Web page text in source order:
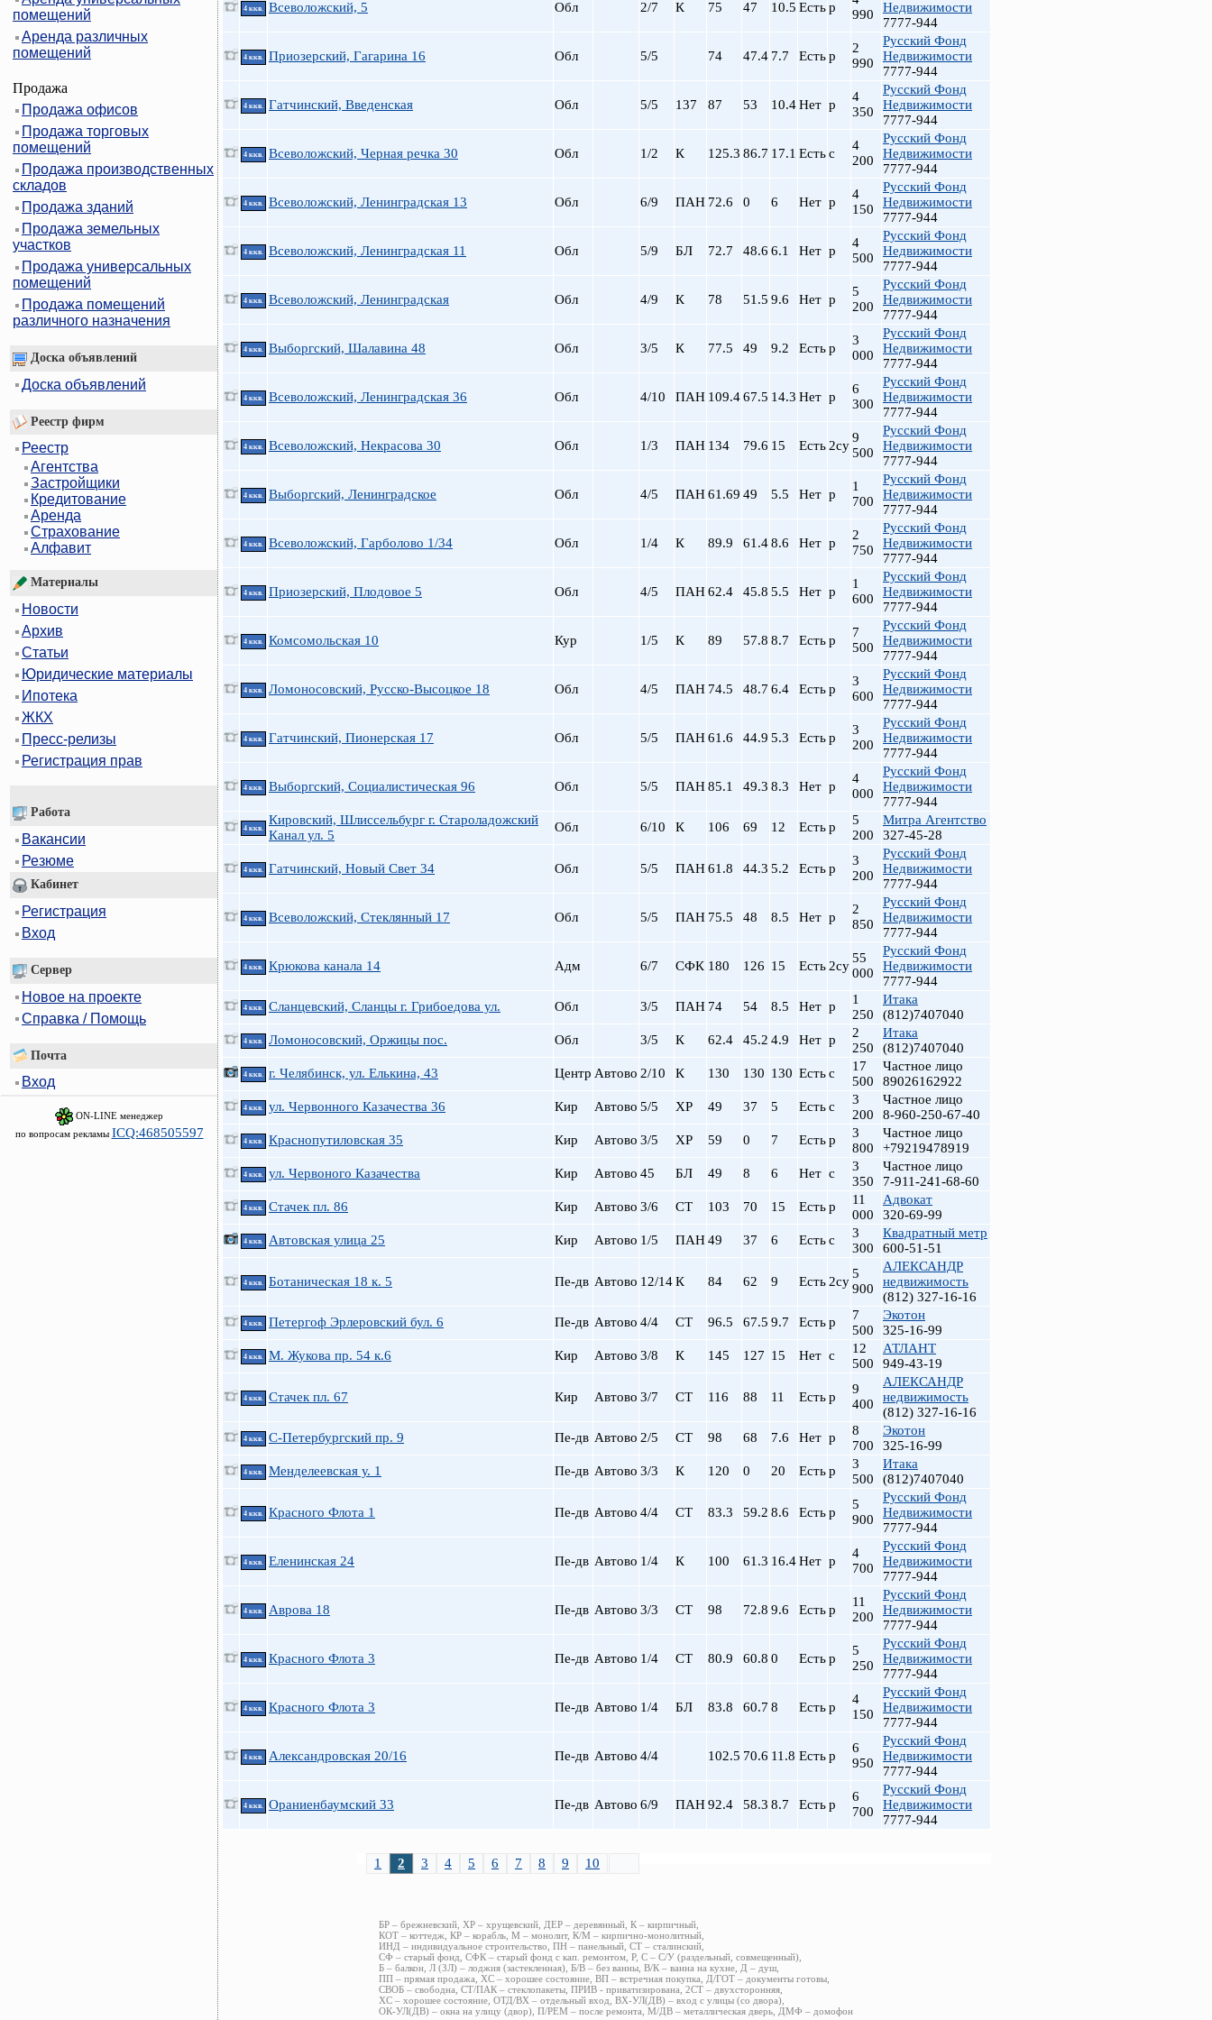
помещений
Аренда различных
помещений
Продажа
Продажа офисов
Продажа торговых
помещений
Продажа производственных
складов
Продажа зданий
Продажа земельных
участков
Продажа универсальных
помещений
Продажа помещений
различного назначения
Доска объявлений
Доска объявлений
Реестр фирм
Реестр
Агентства
Застройщики
Кредитование
Аренда
Страхование
Алфавит
Материалы
Новости
Архив
Статьи
Юридические материалы
Ипотека
ЖКХ
Пресс-релизы
Регистрация прав
Работа
Вакансии
Резюме
Кабинет
Регистрация
Вход
Сервер
Новое на проекте
Справка / Помощь
Почта
Вход
ON-LINE менеджер
по вопросам рекламы ICQ:468505597
Сталинский
Маяковская
Новочеркасская
Обухово
Парнас
Пионерская
пл. Восстания
Политехническая
пр. Ветеранов
Приморская
Рыбацкое
Сенная пл.
ул. Дыбенко
Черная речка
4 ккв. Всеволожский, 5 Обл 2/7 К 75 47 10.5 Естьр
990
Недвижимости
7777-944
4 ккв. Приозерский, Гагарина 16 Обл 5/5 74 47.4 7.7 Естьр
2
990
Русский Фонд
Недвижимости
7777-944
4 ккв. Гатчинский, Введенская Обл 5/5 137 87 53 10.4Нет р
4
350
Русский Фонд
Недвижимости
7777-944
4 ккв. Всеволожский, Черная речка 30 Обл 1/2 К 125.3 86.7 17.1 Естьс
4
200
Русский Фонд
Недвижимости
7777-944
4 ккв. Всеволожский, Ленинградская 13 Обл 6/9 ПАН 72.6 0 6 Нет р
4
150
Русский Фонд
Недвижимости
7777-944
4 ккв. Всеволожский, Ленинградская 11 Обл 5/9 БЛ 72.7 48.6 6.1 Нет р
4
500
Русский Фонд
Недвижимости
7777-944
4 ккв. Всеволожский, Ленинградская Обл 4/9 К 78 51.5 9.6 Нет р
5
200
Русский Фонд
Недвижимости
7777-944
4 ккв. Выборгский, Шалавина 48 Обл 3/5 К 77.5 49 9.2 Естьр
3
000
Русский Фонд
Недвижимости
7777-944
4 ккв. Всеволожский, Ленинградская 36 Обл 4/10 ПАН 109.467.5 14.3 Нет р
6
300
Русский Фонд
Недвижимости
7777-944
4 ккв. Всеволожский, Некрасова 30 Обл 1/3 ПАН 134 79.6 15 Есть 2су
9
500
Русский Фонд
Недвижимости
7777-944
4 ккв. Выборгский, Ленинградское Обл 4/5 ПАН61.69 49 5.5 Нет р
1
700
Русский Фонд
Недвижимости
7777-944
4 ккв. Всеволожский, Гарболово 1/34 Обл 1/4 К 89.9 61.48.6 Нет р
2
750
Русский Фонд
Недвижимости
7777-944
4 ккв. Приозерский, Плодовое 5 Обл 4/5 ПАН62.4 45.8 5.5 Нет р
1
600
Русский Фонд
Недвижимости
7777-944
4 ккв. Комсомольская 10 Кур 1/5 К 89 57.8 8.7 Естьр
7
500
Русский Фонд
Недвижимости
7777-944
4 ккв. Ломоносовский, Русско-Высоцкое 18 Обл 4/5 ПАН 74.5 48.7 6.4 Естьр
3
600
Русский Фонд
Недвижимости
7777-944
4 ккв. Гатчинский, Пионерская 17 Обл 5/5 ПАН61.6 44.9 5.3 Естьр
3
200
Русский Фонд
Недвижимости
7777-944
4 ккв. Выборгский, Социалистическая 96 Обл 5/5 ПАН85.1 49.3 8.3 Нет р
4
000
Русский Фонд
Недвижимости
7777-944
4 ккв.
Кировский, Шлиссельбург г. Староладожский
Канал ул. 5
Обл 6/10 К 106 69 12 Естьр
5
200
Митра Агентство
327-45-28
4 ккв. Гатчинский, Новый Свет 34 Обл 5/5 ПАН61.8 44.3 5.2 Естьр
3
200
Русский Фонд
Недвижимости
7777-944
4 ккв. Всеволожский, Стеклянный 17 Обл 5/5 ПАН 75.5 48 8.5 Нет р
2
850
Русский Фонд
Недвижимости
7777-944
4 ккв. Крюкова канала 14 Адм 6/7 СФК 180 126 15 Есть 2су
55
000
Русский Фонд
Недвижимости
7777-944
4 ккв. Сланцевский, Сланцы г. Грибоедова ул. Обл 3/5 ПАН 74 54 8.5 Нет р
1
250
Итака
(812)7407040
4 ккв. Ломоносовский, Оржицы пос. Обл 3/5 К 62.4 45.2 4.9 Нет р
2
250
Итака
(812)7407040
4 ккв. г. Челябинск, ул. Елькина, 43 Центр Автово 2/10 К 130 130 130 Естьс
17
500
Частное лицо
89026162922
4 ккв. ул. Червонного Казачества 36 Кир Автово 5/5 ХР 49 37 5 Естьс
3
200
Частное лицо
8-960-250-67-40
4 ккв. Краснопутиловская 35 Кир Автово 3/5 ХР 59 0 7 Естьр
3
800
Частное лицо
+79219478919
4 ккв. ул. Червоного Казачества Кир Автово 45 БЛ 49 8 6 Нет с
3
350
Частное лицо
7-911-241-68-60
4 ккв. Стачек пл. 86 Кир Автово 3/6 СТ 103 70 15 Естьр
11
000
Адвокат
320-69-99
4 ккв. Автовская улица 25 Кир Автово 1/5 ПАН49 37 6 Естьс
3
300
Квадратный метр
600-51-51
4 ккв. Ботаническая 18 к. 5 Пе-дв Автово 12/14К 84 62 9 Есть 2су
5
900
АЛЕКСАНДР
недвижимость
(812) 327-16-16
4 ккв. Петергоф Эрлеровский бул. 6 Пе-дв Автово 4/4 СТ 96.5 67.5 9.7 Естьр
7
500
Экотон
325-16-99
4 ккв. М. Жукова пр. 54 к.6 Кир Автово 3/8 К 145 127 15 Нет с
12
500
АТЛАНТ
949-43-19
4 ккв. Стачек пл. 67 Кир Автово 3/7 СТ 116 88 11 Естьр
9
400
АЛЕКСАНДР
недвижимость
(812) 327-16-16
4 ккв. С-Петербургский пр. 9 Пе-дв Автово 2/5 СТ 98 68 7.6 Нет р
8
700
Экотон
325-16-99
4 ккв. Менделеевская у. 1 Пе-дв Автово 3/3 К 120 0 20 Естьр
3
500
Итака
(812)7407040
4 ккв. Красного Флота 1 Пе-дв Автово 4/4 СТ 83.3 59.2 8.6 Естьр
5
900
Русский Фонд
Недвижимости
7777-944
4 ккв. Еленинская 24 Пе-дв Автово 1/4 К 100 61.3 16.4Нет р
4
700
Русский Фонд
Недвижимости
7777-944
4 ккв. Аврова 18 Пе-дв Автово 3/3 СТ 98 72.8 9.6 Естьр
11
200
Русский Фонд
Недвижимости
7777-944
4 ккв. Красного Флота 3 Пе-дв Автово 1/4 СТ 80.9 60.8 0 Естьр
5
250
Русский Фонд
Недвижимости
7777-944
4 ккв. Красного Флота 3 Пе-дв Автово 1/4 БЛ 83.8 60.7 8 Естьр
4
150
Русский Фонд
Недвижимости
7777-944
4 ккв. Александровская 20/16 Пе-дв Автово 4/4 102.5 70.6 11.8 Естьр
6
950
Русский Фонд
Недвижимости
7777-944
4 ккв. Ораниенбаумский 33 Пе-дв Автово 6/9 ПАН92.4 58.3 8.7 Естьр
6
700
Русский Фонд
Недвижимости
7777-944
1 2 3 4 5 6 7 8 9 10
БР – брежневский, ХР – хрущевский, ДЕР – деревянный, К – кирпичный,
КОТ – коттедж, КР – корабль, М – монолит, К/М – кирпично-монолитный,
ИНД – индивидуальное строительство, ПН – панельный, СТ – сталинский,
СФ – старый фонд, СФК – старый фонд с кап. ремонтом, Р, С – С/У (раздельный, совмещенный),
Б – балкон, Л (ЗЛ) – лоджия (застекленная), Б/В – без ванны, В/К – ванна на кухне, Д – душ,
ПП – прямая продажа, ХС – хорошее состояние, ВП – встречная покупка, Д/ГОТ – документы готовы,
СВОБ – свободна, СТ/ПАК – стеклопакеты, ПРИВ - приватизирована, 2СТ – двухсторонняя,
ХС – хорошее состояние, ОТД/ВХ – отдельный вход, ВХ-УЛ(ДВ) – вход с улицы (со двора),
ОК-УЛ(ДВ) – окна на улицу (двор), П/РЕМ – после ремонта, М/ДВ – металлическая дверь, ДМФ – домофон